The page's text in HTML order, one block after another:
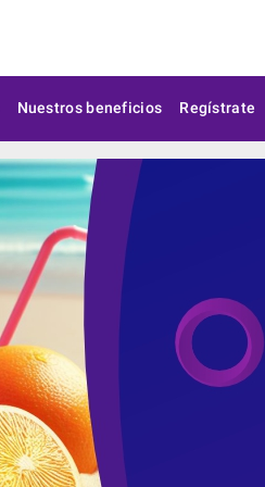
Nuestros beneficios Regístrate